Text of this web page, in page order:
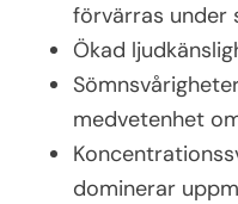
förvärras under
Ökad
medvetenhet
dominerar